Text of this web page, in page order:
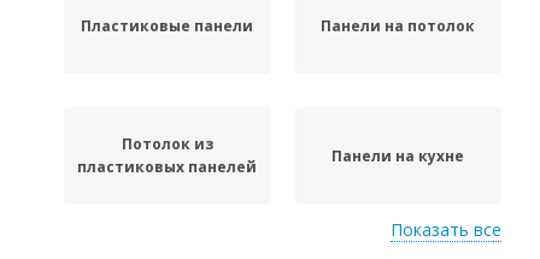
Пластиковые панели Панели на потолок
Потолок из
пластиковых панелей
Панели на кухне
Показать все